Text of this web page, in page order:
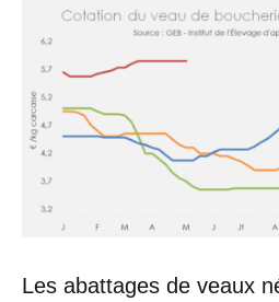
Les abattages de veaux